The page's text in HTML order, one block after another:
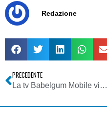
Redazione
PRECEDENTE
La tv Babelgum Mobile visibile sui cellulari Vodafone inglesi